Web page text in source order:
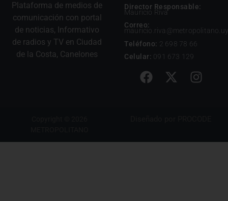
Plataforma de medios de
comunicación con portal
de noticias, Informativo
de radios y TV en Ciudad
de la Costa, Canelones
Director Responsable:
Mauricio Riva
Correo:
mauricio.riva@metropolitano.uy
Teléfono: 2 698 78 66
Celular: 091 673 129